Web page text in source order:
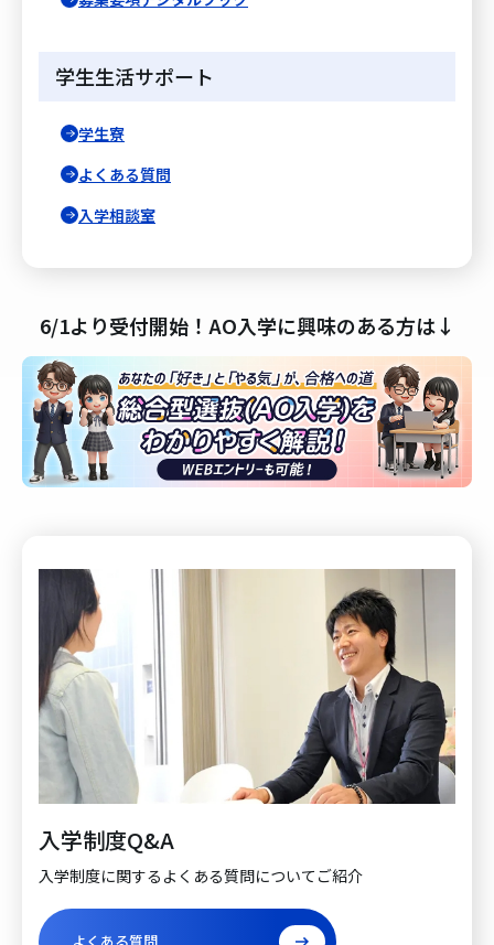
学生生活サポート
学生寮
よくある質問
入学相談室
6/1より受付開始！AO入学に興味のある方は↓
入学制度Q&A
入学制度に関するよくある質問についてご紹介